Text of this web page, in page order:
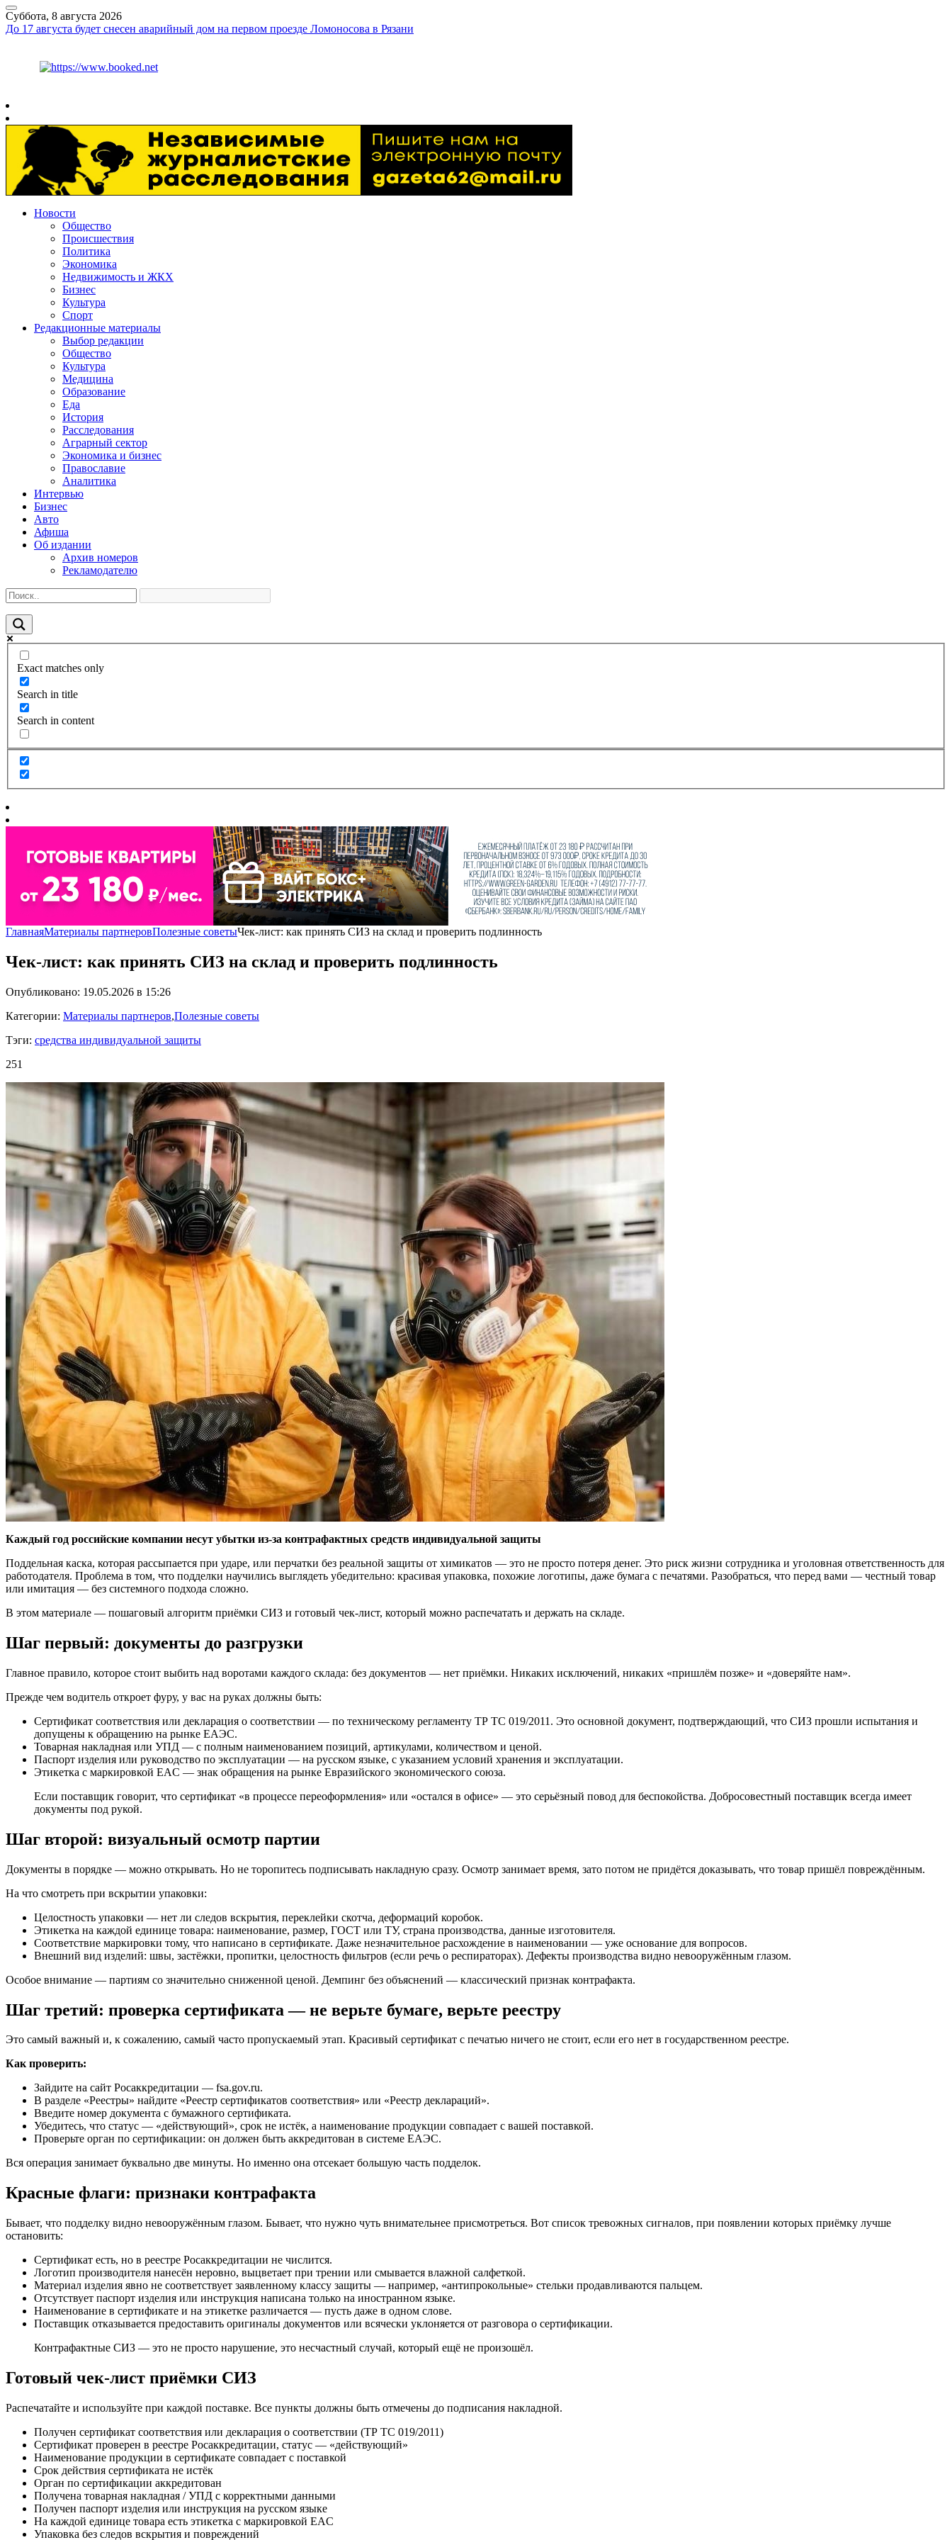
Суббота, 8 августа 2026
До 17 августа будет снесен аварийный дом на первом проезде Ломоносова в Рязани
Новости
Общество
Происшествия
Политика
Экономика
Недвижимость и ЖКХ
Бизнес
Культура
Спорт
Редакционные материалы
Выбор редакции
Общество
Культура
Медицина
Образование
Еда
История
Расследования
Аграрный сектор
Экономика и бизнес
Православие
Аналитика
Интервью
Бизнес
Авто
Афиша
Об издании
Архив номеров
Рекламодателю
Exact matches only
Search in title
Search in content
ГлавнаяМатериалы партнеровПолезные советыЧек-лист: как принять СИЗ на склад и проверить подлинность
Чек-лист: как принять СИЗ на склад и проверить подлинность
Опубликовано: 19.05.2026 в 15:26
Категории: Материалы партнеров,Полезные советы
Тэги: средства индивидуальной защиты
251
Каждый год российские компании несут убытки из-за контрафактных средств индивидуальной защиты
Поддельная каска, которая рассыпается при ударе, или перчатки без реальной защиты от химикатов — это не просто потеря денег. Это риск жизни сотрудника и уголовная ответственность для
работодателя. Проблема в том, что подделки научились выглядеть убедительно: красивая упаковка, похожие логотипы, даже бумага с печатями. Разобраться, что перед вами — честный товар
или имитация — без системного подхода сложно.
В этом материале — пошаговый алгоритм приёмки СИЗ и готовый чек-лист, который можно распечатать и держать на складе.
Шаг первый: документы до разгрузки
Главное правило, которое стоит выбить над воротами каждого склада: без документов — нет приёмки. Никаких исключений, никаких «пришлём позже» и «доверяйте нам».
Прежде чем водитель откроет фуру, у вас на руках должны быть:
Сертификат соответствия или декларация о соответствии — по техническому регламенту ТР ТС 019/2011. Это основной документ, подтверждающий, что СИЗ прошли испытания и
допущены к обращению на рынке ЕАЭС.
Товарная накладная или УПД — с полным наименованием позиций, артикулами, количеством и ценой.
Паспорт изделия или руководство по эксплуатации — на русском языке, с указанием условий хранения и эксплуатации.
Этикетка с маркировкой EAC — знак обращения на рынке Евразийского экономического союза.
Если поставщик говорит, что сертификат «в процессе переоформления» или «остался в офисе» — это серьёзный повод для беспокойства. Добросовестный поставщик всегда имеет
документы под рукой.
Шаг второй: визуальный осмотр партии
Документы в порядке — можно открывать. Но не торопитесь подписывать накладную сразу. Осмотр занимает время, зато потом не придётся доказывать, что товар пришёл повреждённым.
На что смотреть при вскрытии упаковки:
Целостность упаковки — нет ли следов вскрытия, переклейки скотча, деформаций коробок.
Этикетка на каждой единице товара: наименование, размер, ГОСТ или ТУ, страна производства, данные изготовителя.
Соответствие маркировки тому, что написано в сертификате. Даже незначительное расхождение в наименовании — уже основание для вопросов.
Внешний вид изделий: швы, застёжки, пропитки, целостность фильтров (если речь о респираторах). Дефекты производства видно невооружённым глазом.
Особое внимание — партиям со значительно сниженной ценой. Демпинг без объяснений — классический признак контрафакта.
Шаг третий: проверка сертификата — не верьте бумаге, верьте реестру
Это самый важный и, к сожалению, самый часто пропускаемый этап. Красивый сертификат с печатью ничего не стоит, если его нет в государственном реестре.
Как проверить:
Зайдите на сайт Росаккредитации — fsa.gov.ru.
В разделе «Реестры» найдите «Реестр сертификатов соответствия» или «Реестр деклараций».
Введите номер документа с бумажного сертификата.
Убедитесь, что статус — «действующий», срок не истёк, а наименование продукции совпадает с вашей поставкой.
Проверьте орган по сертификации: он должен быть аккредитован в системе ЕАЭС.
Вся операция занимает буквально две минуты. Но именно она отсекает большую часть подделок.
Красные флаги: признаки контрафакта
Бывает, что подделку видно невооружённым глазом. Бывает, что нужно чуть внимательнее присмотреться. Вот список тревожных сигналов, при появлении которых приёмку лучше
остановить:
Сертификат есть, но в реестре Росаккредитации не числится.
Логотип производителя нанесён неровно, выцветает при трении или смывается влажной салфеткой.
Материал изделия явно не соответствует заявленному классу защиты — например, «антипрокольные» стельки продавливаются пальцем.
Отсутствует паспорт изделия или инструкция написана только на иностранном языке.
Наименование в сертификате и на этикетке различается — пусть даже в одном слове.
Поставщик отказывается предоставить оригиналы документов или всячески уклоняется от разговора о сертификации.
Контрафактные СИЗ — это не просто нарушение, это несчастный случай, который ещё не произошёл.
Готовый чек-лист приёмки СИЗ
Распечатайте и используйте при каждой поставке. Все пункты должны быть отмечены до подписания накладной.
Получен сертификат соответствия или декларация о соответствии (ТР ТС 019/2011)
Сертификат проверен в реестре Росаккредитации, статус — «действующий»
Наименование продукции в сертификате совпадает с поставкой
Срок действия сертификата не истёк
Орган по сертификации аккредитован
Получена товарная накладная / УПД с корректными данными
Получен паспорт изделия или инструкция на русском языке
На каждой единице товара есть этикетка с маркировкой EAC
Упаковка без следов вскрытия и повреждений